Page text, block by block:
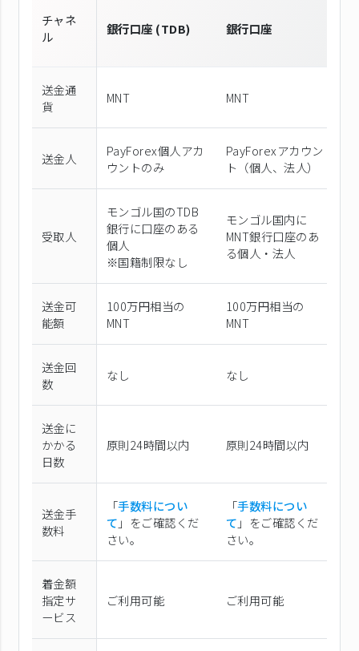
チャネ
ル
銀行口座 (TDB) 銀行口座
送金通
貨
MNT MNT
送金人
PayForex個⼈アカ
ウントのみ
PayForexアカウン
ト（個⼈、法⼈）
受取人
モンゴル国のTDB
銀行に口座のある
個人
※国籍制限なし
モンゴル国内に
MNT銀行口座のあ
る個人・法人
送金可
能額
100万円相当の
MNT
100万円相当の
MNT
送金回
数
なし なし
送金に
かかる
日数
原則24時間以内 原則24時間以内
送金手
数料
「手数料につい
て 」をご確認くだ
さい。
「手数料につい
て 」をご確認くだ
さい。
着金額
指定サ
ービス
ご利用可能 ご利用可能